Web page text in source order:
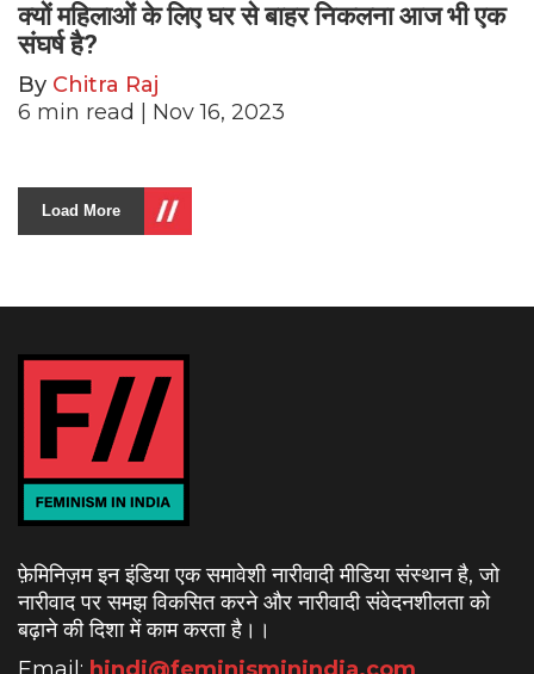
क्यों महिलाओं के लिए घर से बाहर निकलना आज भी एक
संघर्ष है?
By Chitra Raj
6 min read | Nov 16, 2023
Load More
फ़ेमिनिज़म इन इंडिया एक समावेशी नारीवादी मीडिया संस्थान है, जो
नारीवाद पर समझ विकसित करने और नारीवादी संवेदनशीलता को
बढ़ाने की दिशा में काम करता है। ।